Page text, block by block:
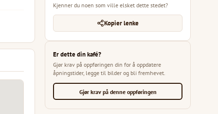
Kjenner du noen som ville elsket dette stedet?
Kopier lenke
Er dette din kafé?
Gjør krav på oppføringen din for å oppdatere
åpningstider, legge til bilder og bli fremhevet.
Gjør krav på denne oppføringen